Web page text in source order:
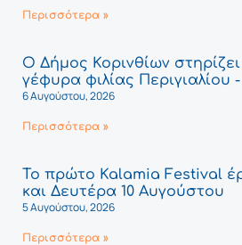
Περισσότερα »
Ο Δήμος Κορινθίων στηρίζει
γέφυρα φιλίας Περιγιαλίου
6 Αυγούστου, 2026
Περισσότερα »
Το πρώτο Kalamia Festival
και Δευτέρα 10 Αυγούστου
5 Αυγούστου, 2026
Περισσότερα »